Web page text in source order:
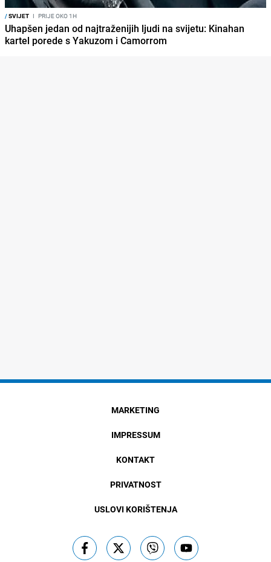
/SVIJET I PRIJE OKO 1H
Uhapšen jedan od najtraženijih ljudi na svijetu: Kinahan
kartel porede s Yakuzom i Camorrom
MARKETING
IMPRESSUM
KONTAKT
PRIVATNOST
USLOVI KORIŠTENJA